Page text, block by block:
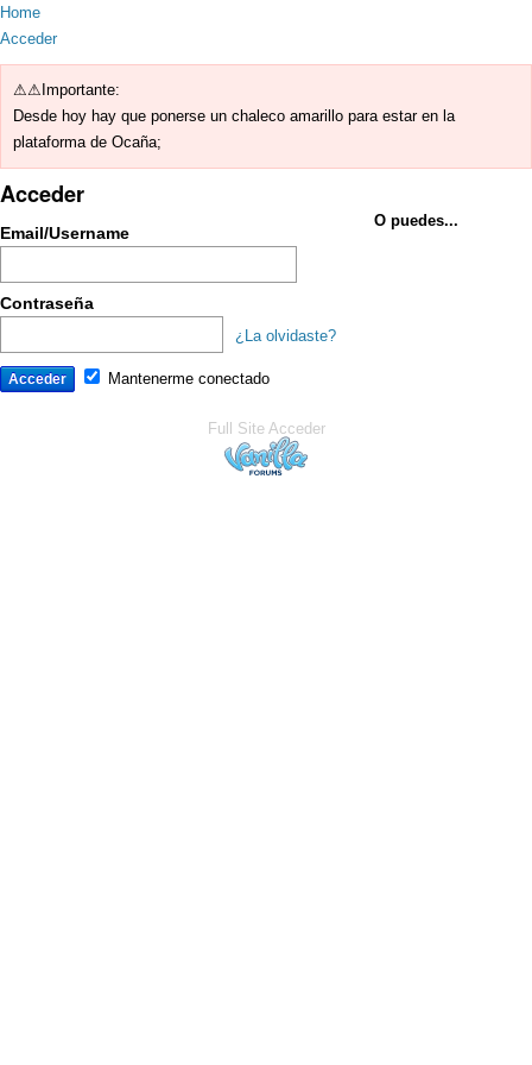
Home
Acceder
⚠⚠Importante:
Desde hoy hay que ponerse un chaleco amarillo para estar en la
plataforma de Ocaña;
Acceder
Email/Username
Contraseña
¿La olvidaste?
O puedes...
Mantenerme conectado
Full Site Acceder